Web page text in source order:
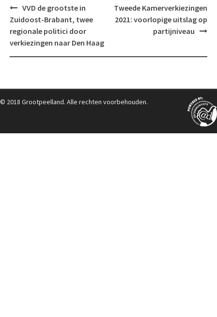
Post
navigation
VVD de grootste in
Zuidoost-Brabant, twee
regionale politici door
verkiezingen naar Den Haag
Tweede Kamerverkiezingen
2021: voorlopige uitslag op
partijniveau
© 2018 Grootpeelland. Alle rechten voorbehouden.